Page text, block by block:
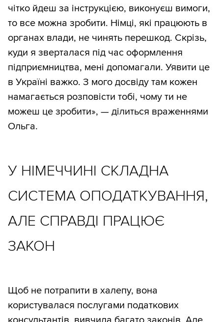
чітко йдеш за інструкцією, виконуєш вимоги,
то все можна зробити. Німці, які працюють в
органах влади, не чинять перешкод. Скрізь,
куди я зверталася під час оформлення
підприємництва, мені допомагали. Уявити це
в Україні важко. З мого досвіду там кожен
намагається розповісти тобі, чому ти не
можеш це зробити», — ділиться враженнями
Ольга.
У НІМЕЧЧИНІ СКЛАДНА
СИСТЕМА ОПОДАТКУВАННЯ,
АЛЕ СПРАВДІ ПРАЦЮЄ
ЗАКОН
Щоб не потрапити в халепу, вона
користувалася послугами податкових